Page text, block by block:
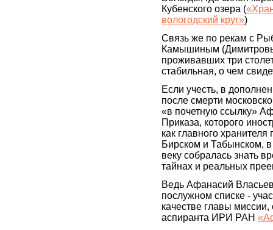
Кубенского озера (
вологодский круг»)
Связь же по рекам с
Камышиным
проживавших три
стабильная, о чем
Если учесть, в
после смерти
«в почетную ссылку»
Приказа, которого
как главного
Бирском и Табынском,
веку собралась знать
тайнах и реальных
Ведь Афанасий
послужном списке -
качестве главы
аспиранта ИРИ РАН